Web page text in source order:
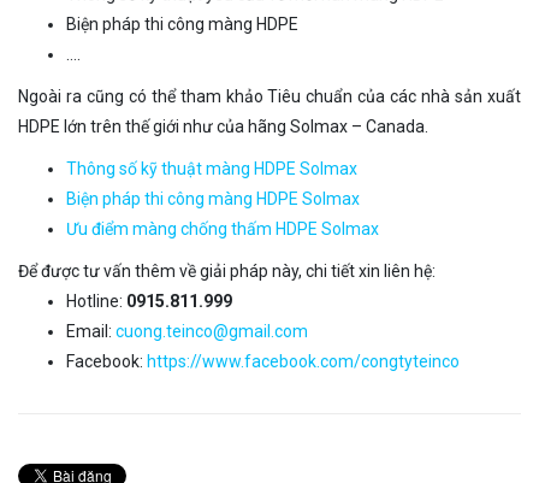
Biện pháp thi công màng HDPE
Ngoài ra cũng có thể tham khảo Tiêu chuẩn của các nhà sản xuất
HDPE lớn trên thế giới như của hãng Solmax – Canada.
Thông số kỹ thuật màng HDPE Solmax
Biện pháp thi công màng HDPE Solmax
Ưu điểm màng chống thấm HDPE Solmax
Để được tư vấn thêm về giải pháp này, chi tiết xin liên hệ:
Hotline: 0915.811.999
Email: cuong.teinco@gmail.com
Facebook: https://www.facebook.com/congtyteinco